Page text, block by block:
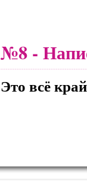
№8 -
Это всё